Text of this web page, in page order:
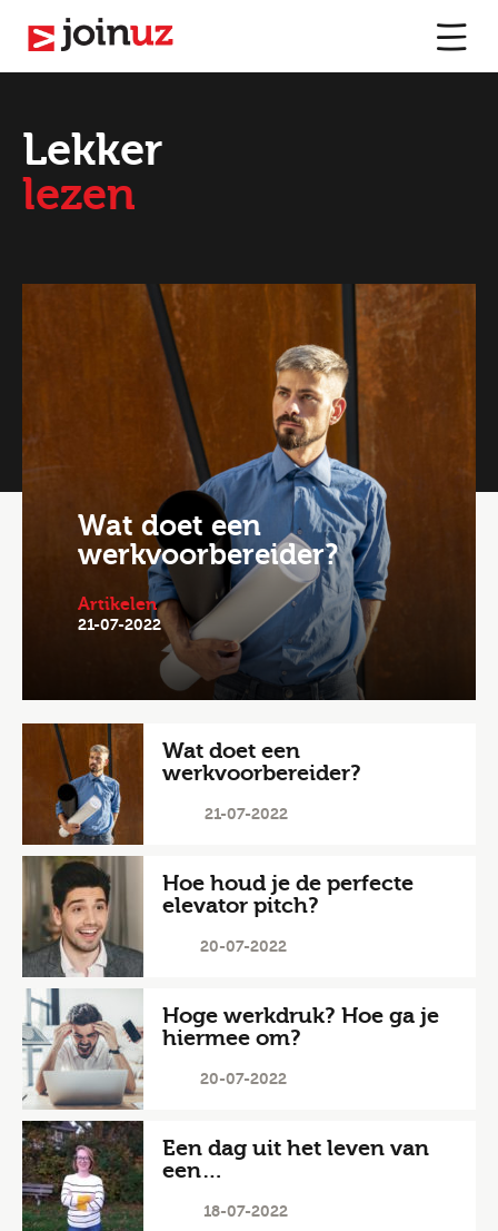
Lekker
lezen
Wat doet een
werkvoorbereider?
Artikelen
21-07-2022
Wat doet een
werkvoorbereider?
21-07-2022
Hoe houd je de perfecte
elevator pitch?
20-07-2022
Hoge werkdruk? Hoe ga je
hiermee om?
20-07-2022
Een dag uit het leven van
een…
18-07-2022